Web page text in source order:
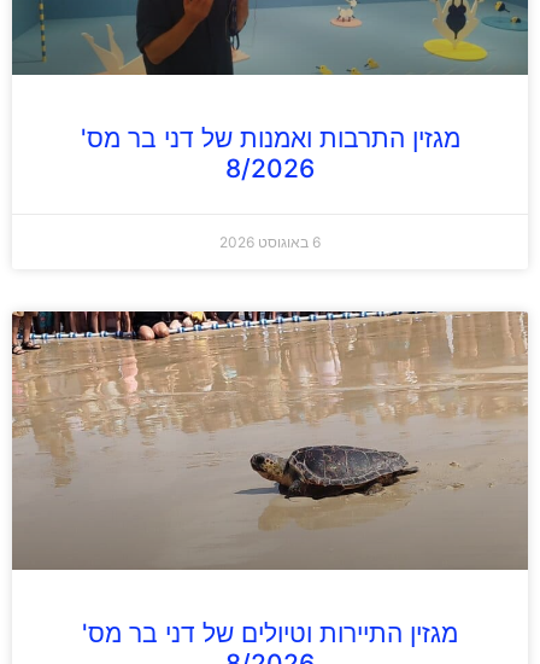
מגזין התרבות ואמנות של דני בר מס'
8/2026
6 באוגוסט 2026
מגזין התיירות וטיולים של דני בר מס'